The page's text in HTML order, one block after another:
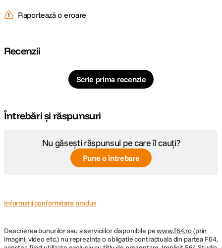
Tip transmitator
DETALII PRODUCATOR
Cod producator 506987
Raportează o eroare
Recenzii
Scrie prima recenzie
Întrebări și răspunsuri
Nu găsești răspunsul pe care îl cauți?
Pune o întrebare
Informatii conformitate produs
Descrierea bunurilor sau a serviciilor disponibile pewww.f64.ro(prin
imagini, video etc.) nu reprezinta o obligatie contractuala din partea F64,